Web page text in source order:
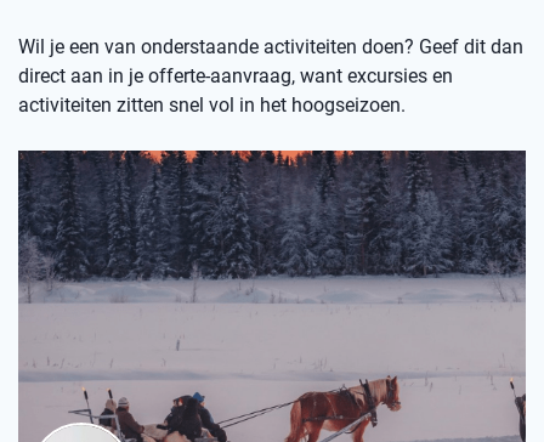
Wil je een van onderstaande activiteiten doen? Geef dit dan
direct aan in je offerte-aanvraag, want excursies en
activiteiten zitten snel vol in het hoogseizoen.